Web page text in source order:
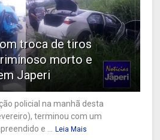
troca de tiros
morto e
Japeri
policial na manhã desta
terminou com um
e ...
Leia Mais